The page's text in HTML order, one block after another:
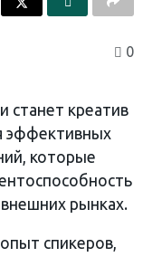
0
станет креатив
эффективных
которые
рынках.
спикеров,